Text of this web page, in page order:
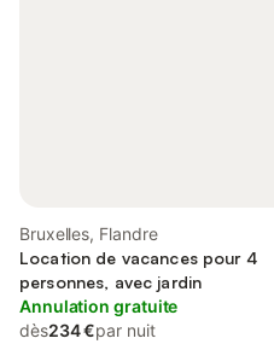
Bruxelles, Flandre
Location de vacances pour 4
personnes, avec jardin
Annulation gratuite
dès234 €par nuit